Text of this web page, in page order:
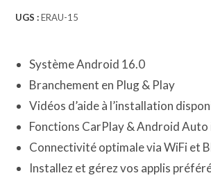
309.00 €.
UGS :ERAU-15
Système Android 16.0
Branchement en Plug & Play
Vidéos d’aide à l’installation
Fonctions CarPlay & Android
Connectivité optimale via WiFi et
Installez et gérez vos applis